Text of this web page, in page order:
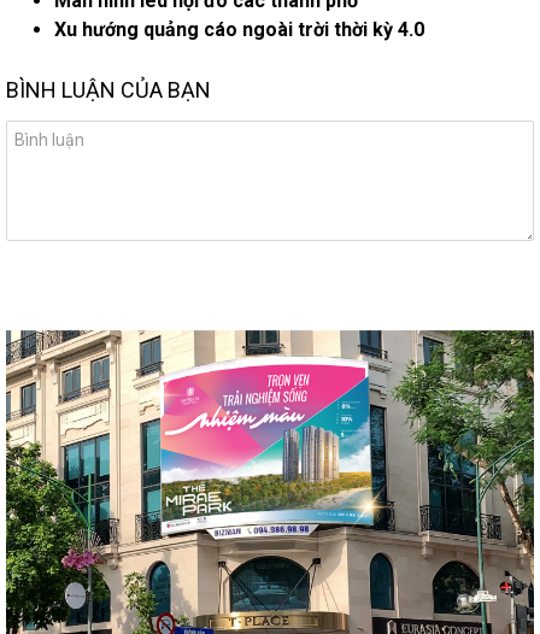
Xu hướng quảng cáo ngoài trời thời kỳ 4.0
BÌNH LUẬN CỦA BẠN